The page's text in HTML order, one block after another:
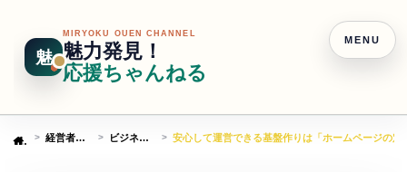
魅
MIRYOKU OUEN CHANNEL
魅力発見！
応援ちゃんねる
Home 経営者ストーリー ビジネスサポート 安心して運営できる基盤作りは「ホームページの定
MENU